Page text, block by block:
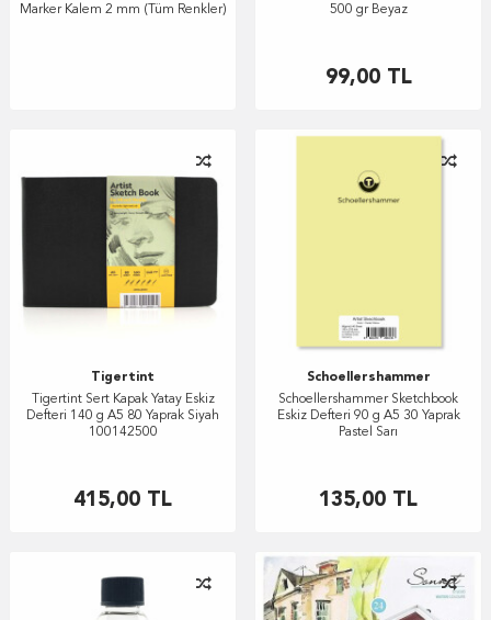
Marker Kalem 2 mm (Tüm Renkler) 500 gr Beyaz
99,00TL
Tigertint
Tigertint Sert Kapak Yatay Eskiz
Defteri 140 g A5 80 Yaprak Siyah
100142500
415,00 TL
Schoellershammer
Schoellershammer Sketchbook
Eskiz Defteri 90 g A5 30 Yaprak
Pastel Sarı
135,00 TL